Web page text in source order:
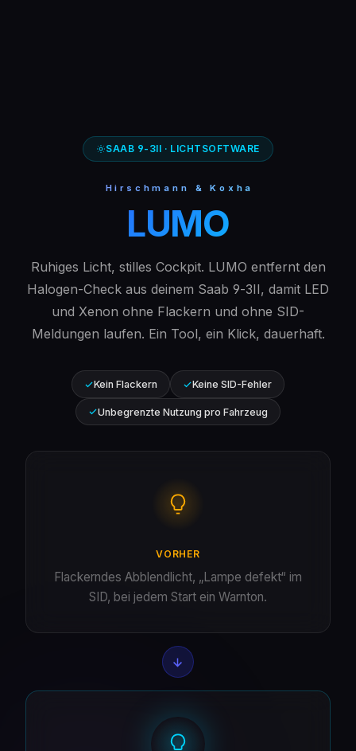
SAAB 9‑3II · LICHTSOFTWARE
Hirschmann & Koxha
LUMO
Ruhiges Licht, stilles Cockpit. LUMO entfernt den
Halogen-Check aus deinem Saab 9‑3II, damit LED
und Xenon ohne Flackern und ohne SID-
Meldungen laufen. Ein Tool, ein Klick, dauerhaft.
Kein Flackern Keine SID-Fehler
Unbegrenzte Nutzung pro Fahrzeug
VORHER
Flackerndes Abblendlicht, „Lampe defekt“ im
SID, bei jedem Start ein Warnton.